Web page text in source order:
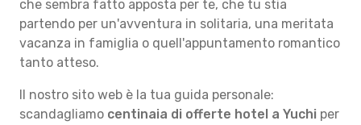
che sembra fatto apposta per te, che tu stia
partendo per un'avventura in solitaria, una meritata
vacanza in famiglia o quell'appuntamento romantico
tanto atteso.
Il nostro sito web è la tua guida personale:
scandagliamo centinaia di offerte hotel a Yuchi per